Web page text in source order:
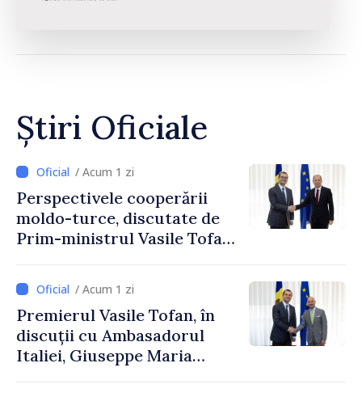
Știri Oficiale
/ Acum 1 zi
Perspectivele cooperării
moldo-turce, discutate de
Prim-ministrul Vasile Tofan
Uygar Mustafa Sertel
/ Acum 1 zi
Premierul Vasile Tofan, în
discuții cu Ambasadorul
Italiei, Giuseppe Maria